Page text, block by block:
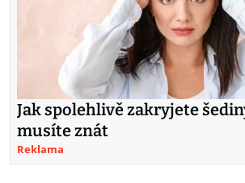
Jak spolehlivě zakryjete
musíte znát
Reklama